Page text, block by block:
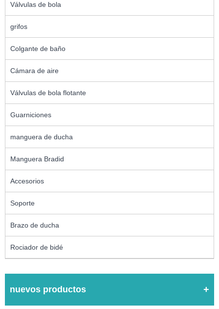
Válvulas de bola
grifos
Colgante de baño
Cámara de aire
Válvulas de bola flotante
Guarniciones
manguera de ducha
Manguera Bradid
Accesorios
Soporte
Brazo de ducha
Rociador de bidé
nuevos productos